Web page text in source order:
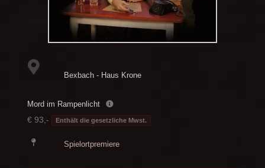
Bexbach - Haus Krone
Mord im Rampenlicht
€ 93,- Enthält die gesetzliche Mwst.
Spielortpremiere